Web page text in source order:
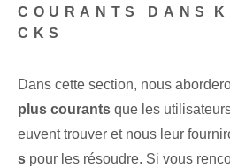
COURANTS
CKS
Dans cette section, nous
plus courants que les
euvent trouver et nous leur
s pour les résoudre. Si vous